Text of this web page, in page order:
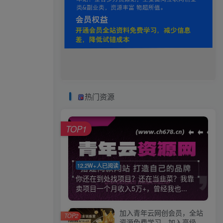
热门资源
12.2W+人已阅读
你还在到处找项目？还在当韭菜？我靠
卖项目一个月收入5万+，曾经我也...
TOP1
加入青年云网创会员，全站
TOP2